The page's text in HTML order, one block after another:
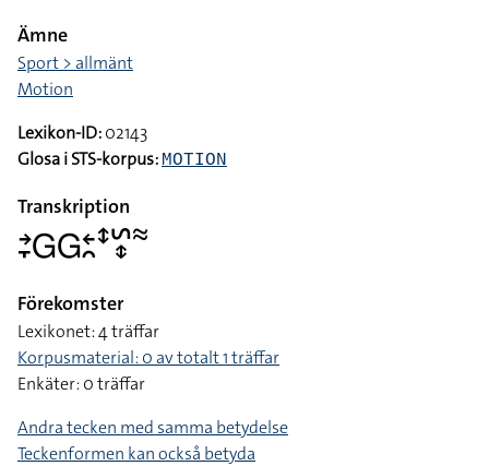
Ämne
Sport > allmänt
Motion
Lexikon-ID:02143
Glosa i STS-korpus: MOTION
Transkription
􌥔􌥙􌤦􌤦􌥓􌥘􌥥􌥲􌦋􌦇
Förekomster
Lexikonet: 4 träffar
Korpusmaterial: 0 av totalt 1 träffar
Enkäter: 0 träffar
Andra tecken med samma betydelse
Teckenformen kan också betyda